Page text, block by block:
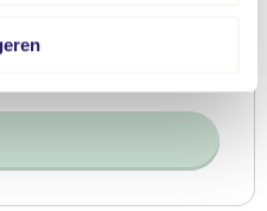
Je hoeft dus niet